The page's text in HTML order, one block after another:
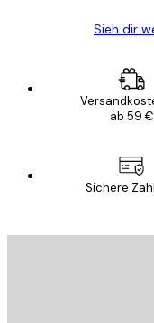
Sieh dir
ab 59 €
Sichere